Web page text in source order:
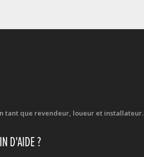
tant que revendeur, loueur et installateur.
D'AIDE ?